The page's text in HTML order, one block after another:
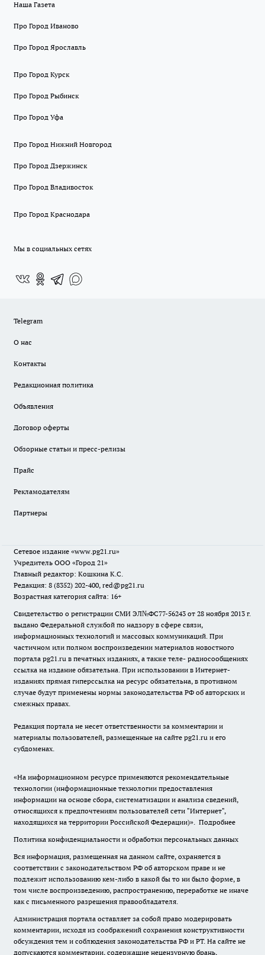
Наша Газета
Про Город Иваново
Про Город Ярославль
Про Город Курск
Про Город Рыбинск
Про Город Уфа
Про Город Нижний Новгород
Про Город Дзержинск
Про Город Владивосток
Про Город Краснодара
Мы в социальных сетях
Telegram
О нас
Контакты
Редакционная политика
Объявления
Договор оферты
Обзорные статьи и пресс-релизы
Прайс
Рекламодателям
Партнеры
Сетевое издание «www.pg21.ru»
Учредитель ООО «Город 21»
Главный редактор: Кошкина К.С.
Редакция: 8 (8352) 202-400, red@pg21.ru
Возрастная категория сайта: 16+
Свидетельство о регистрации СМИ ЭЛ№ФС77-56243 от 28 ноября 2013 г.
выдано Федеральной службой по надзору в сфере связи,
информационных технологий и массовых коммуникаций. При
частичном или полном воспроизведении материалов новостного
портала pg21.ru в печатных изданиях, а также теле- радиосообщениях
ссылка на издание обязательна. При использовании в Интернет-
изданиях прямая гиперссылка на ресурс обязательна, в противном
случае будут применены нормы законодательства РФ об авторских и
смежных правах.
Редакция портала не несет ответственности за комментарии и
материалы пользователей, размещенные на сайте pg21.ru и его
субдоменах.
«На информационном ресурсе применяются рекомендательные
технологии (информационные технологии предоставления
информации на основе сбора, систематизации и анализа сведений,
относящихся к предпочтениям пользователей сети "Интернет",
находящихся на территории Российской Федерации)». Подробнее
Политика конфиденциальности и обработки персональных данных
Вся информация, размещенная на данном сайте, охраняется в
соответствии с законодательством РФ об авторском праве и не
подлежит использованию кем-либо в какой бы то ни было форме, в
том числе воспроизведению, распространению, переработке не иначе
как с письменного разрешения правообладателя.
Администрация портала оставляет за собой право модерировать
комментарии, исходя из соображений сохранения конструктивности
обсуждения тем и соблюдения законодательства РФ и РТ. На сайте не
допускаются комментарии, содержащие нецензурную брань,